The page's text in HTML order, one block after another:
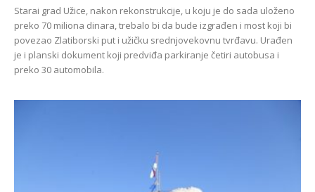
Starai grad Užice, nakon rekonstrukcije, u koju je do sada uloženo
preko 70 miliona dinara, trebalo bi da bude izgrađen i most koji bi
povezao Zlatiborski put i užičku srednjovekovnu tvrđavu. Urađen
je i planski dokument koji predviđa parkiranje četiri autobusa i
preko 30 automobila.